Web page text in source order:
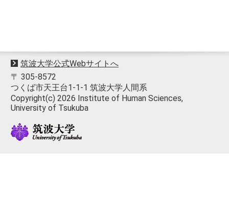
筑波大学公式Webサイトへ
〒 305-8572
つくば市天王台1-1-1 筑波大学人間系
Copyright(c) 2026 Institute of Human Sciences,
University of Tsukuba